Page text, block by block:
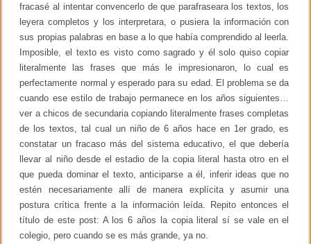
fracasé al intentar convencerlo de que parafraseara los textos, los
leyera completos y los interpretara, o pusiera la información con
sus propias palabras en base a lo que había comprendido al leerla.
Imposible, el texto es visto como sagrado y él solo quiso copiar
literalmente las frases que más le impresionaron, lo cual es
perfectamente normal y esperado para su edad. El problema se da
cuando ese estilo de trabajo permanece en los años siguientes…
ver a chicos de secundaria copiando literalmente frases completas
de los textos, tal cual un niño de 6 años hace en 1er grado, es
constatar un fracaso más del sistema educativo, el que debería
llevar al niño desde el estadio de la copia literal hasta otro en el
que pueda dominar el texto, anticiparse a él, inferir ideas que no
estén necesariamente allí de manera explícita y asumir una
postura crítica frente a la información leída. Repito entonces el
título de este post: A los 6 años la copia literal sí se vale en el
colegio, pero cuando se es más grande, ya no.